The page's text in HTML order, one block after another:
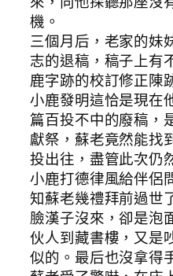
機。
三個月后，老家的妹
志的退稿，稿子上有
鹿字跡的校訂修正陳
小鹿發明這恰是現在
篇百投不中的廢稿，
獻祭，蘇老竟然能找
投出往，盡管此次仍
小鹿打德律風給伴侶
知蘇老幾禮拜前過世
臉漢子沒來，卻是泡
伙人到藏書樓，又是
似的。最后也沒拿得